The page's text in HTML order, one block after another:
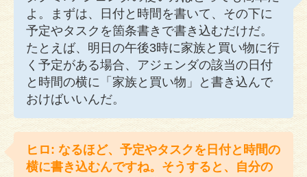
よ。まずは、日付と時間を書いて、その下に
予定やタスクを箇条書きで書き込むだけだ。
たとえば、明日の午後3時に家族と買い物に行
く予定がある場合、アジェンダの該当の日付
と時間の横に「家族と買い物」と書き込んで
おけばいいんだ。
ヒロ: なるほど、予定やタスクを日付と時間の
横に書き込むんですね。そうすると、自分の